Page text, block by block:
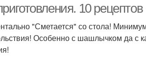
10
"Сметается" со стола!
Особенно с шашлычком да с